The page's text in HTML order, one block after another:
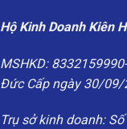
Hộ Kinh Doanh Kiên
MSHKD:
Đức Cấp ngày 30/09/
Trụ sở kinh doanh: